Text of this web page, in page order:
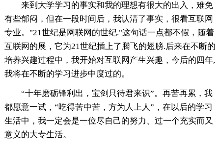
来到大学学习的事实和我的理想有很大的出入，难免
有些郁闷，但在一段时间后，我认清了事实，很看互联网
专业。"21世纪是网联网的世纪."这句话一点都不假，随着
互联网的展，它为21世纪插上了腾飞的翅膀.后来在不断的
培养兴趣过程中，我开始对互联网产生兴趣，今后的四年,
我将在不断的学习进步中度过的。
“十年磨砺锋利出，宝剑只待君来识”。再苦再累，我
都愿意一试，“吃得苦中苦，方为人上人”，在以后的学习
生活中，我一定会是一位尽自己的努力、过一个充实而又
意义的大专生活。